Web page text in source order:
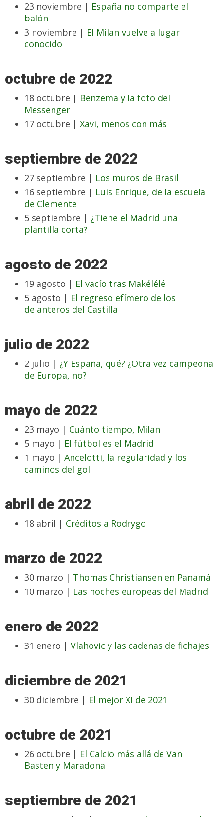
23 noviembre | España no comparte el
balón
3 noviembre | El Milan vuelve a lugar
conocido
octubre de 2022
18 octubre | Benzema y la foto del
Messenger
17 octubre | Xavi, menos con más
septiembre de 2022
27 septiembre | Los muros de Brasil
16 septiembre | Luis Enrique, de la escuela
de Clemente
5 septiembre | ¿Tiene el Madrid una
plantilla corta?
agosto de 2022
19 agosto | El vacío tras Makélélé
5 agosto | El regreso efímero de los
delanteros del Castilla
julio de 2022
2 julio | ¿Y España, qué? ¿Otra vez campeona
de Europa, no?
mayo de 2022
23 mayo | Cuánto tiempo, Milan
5 mayo | El fútbol es el Madrid
1 mayo | Ancelotti, la regularidad y los
caminos del gol
abril de 2022
18 abril | Créditos a Rodrygo
marzo de 2022
30 marzo | Thomas Christiansen en Panamá
10 marzo | Las noches europeas del Madrid
enero de 2022
31 enero | Vlahovic y las cadenas de fichajes
diciembre de 2021
30 diciembre | El mejor XI de 2021
octubre de 2021
26 octubre | El Calcio más allá de Van
Basten y Maradona
septiembre de 2021